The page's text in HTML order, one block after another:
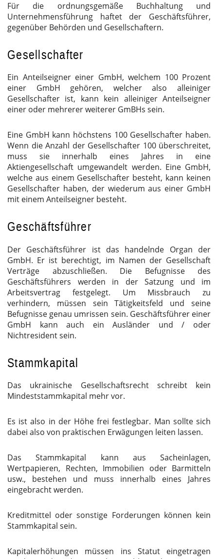
Für die ordnungsgemäße Buchhaltung und
Unternehmensführung haftet der Geschäftsführer,
gegenüber Behörden und Gesellschaftern.
Gesellschafter
Ein Anteilseigner einer GmbH, welchem 100 Prozent
einer GmbH gehören, welcher also alleiniger
Gesellschafter ist, kann kein alleiniger Anteilseigner
einer oder mehrerer weiterer GmBHs sein.
Eine GmbH kann höchstens 100 Gesellschafter haben.
Wenn die Anzahl der Gesellschafter 100 überschreitet,
muss sie innerhalb eines Jahres in eine
Aktiengesellschaft umgewandelt werden. Eine GmbH,
welche aus einem Gesellschafter besteht, kann keinen
Gesellschafter haben, der wiederum aus einer GmbH
mit einem Anteilseigner besteht.
Geschäftsführer
Der Geschäftsführer ist das handelnde Organ der
GmbH. Er ist berechtigt, im Namen der Gesellschaft
Verträge abzuschließen. Die Befugnisse des
Geschäftsführers werden in der Satzung und im
Arbeitsvertrag festgelegt. Um Missbrauch zu
verhindern, müssen sein Tätigkeitsfeld und seine
Befugnisse genau umrissen sein. Geschäftsführer einer
GmbH kann auch ein Ausländer und / oder
Nichtresident sein.
Stammkapital
Das ukrainische Gesellschaftsrecht schreibt kein
Mindeststammkapital mehr vor.
Es ist also in der Höhe frei festlegbar. Man sollte sich
dabei also von praktischen Erwägungen leiten lassen.
Das Stammkapital kann aus Sacheinlagen,
Wertpapieren, Rechten, Immobilien oder Barmitteln
usw., bestehen und muss innerhalb eines Jahres
eingebracht werden.
Kreditmittel oder sonstige Forderungen können kein
Stammkapital sein.
Kapitalerhöhungen müssen ins Statut eingetragen